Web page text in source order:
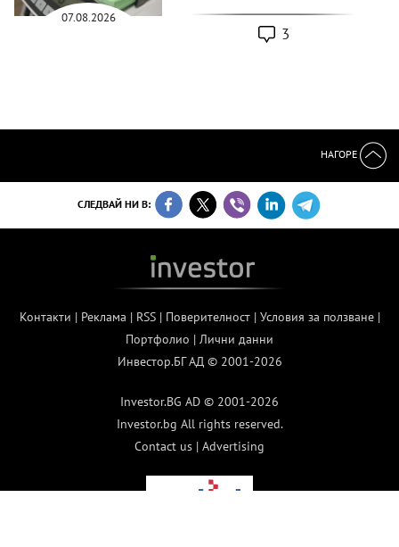
07.08.2026
3
НАГОРЕ
СЛЕДВАЙ НИ В:
Контакти | Реклама | RSS| Поверителност| Условия за ползване|
Портфолио | Лични данни
Инвестор.БГ АД © 2001-2026
Investor.BG AD © 2001-2026
Investor.bg All rights reserved.
Contact us | Advertising